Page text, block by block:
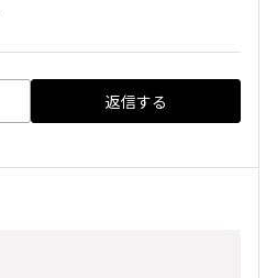
返信する